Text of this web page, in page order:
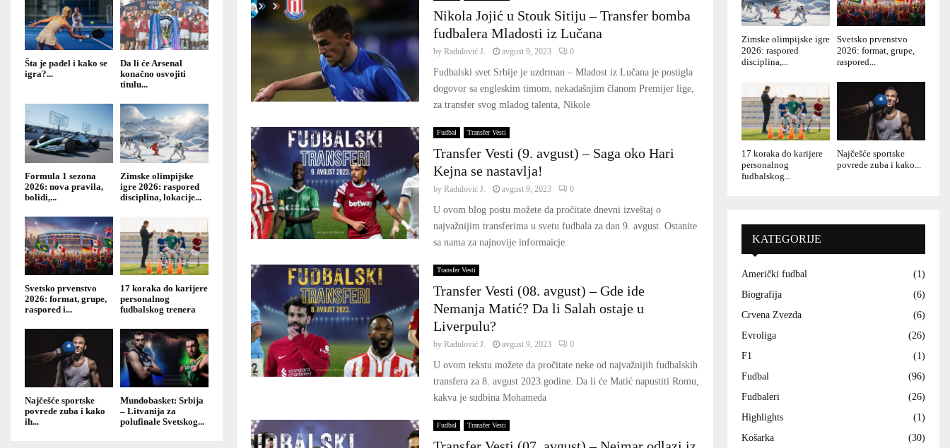
Nikola Jojić u Stouk Sitiju – Transfer bomba
fudbalera Mladosti iz Lučana
by Radulović J. avgust 9, 2023 0
Fudbalski svet Srbije je uzdrman – Mladost iz Lučana je postigla
dogovor sa engleskim timom, nekadašnjim članom Premijer lige,
za transfer svog mladog talenta, Nikole
Fudbal Transfer Vesti
Transfer Vesti (9. avgust) – Saga oko Hari
Kejna se nastavlja!
by Radulović J. avgust 9, 2023 0
U ovom blog postu možete da pročitate dnevni izveštaj o
najvažnijim transferima u svetu fudbala za dan 9. avgust. Ostanite
sa nama za najnovije informaicje
Transfer Vesti
Transfer Vesti (08. avgust) – Gde ide
Nemanja Matić? Da li Salah ostaje u
Liverpulu?
by Radulović J. avgust 9, 2023 0
U ovom tekstu možete da pročitate neke od najvažnijih fudbalskih
transfera za 8. avgust 2023.godine. Da li će Matić napustiti Romu,
kakva je sudbina Mohameda
Fudbal Transfer Vesti
Šta je padel i kako se
igra?...
Da li će Arsenal
konačno osvojiti
titulu...
Formula 1 sezona
2026: nova pravila,
bolidi,...
Zimske olimpijske
igre 2026: raspored
disciplina, lokacije...
Svetsko prvenstvo
2026: format, grupe,
raspored i...
17 koraka do karijere
personalnog
fudbalskog trenera
Najčešće sportske
povrede zuba i kako
ih...
Mundobasket: Srbija
– Litvanija za
polufinale Svetskog...
Zimske olimpijske igre
2026: raspored
disciplina,...
Svetsko prvenstvo
2026: format, grupe,
raspored...
17 koraka do karijere
personalnog
fudbalskog...
Najčešće sportske
povrede zuba i kako...
KATEGORIJE
Američki fudbal
(1)
Biografija
(6)
Crvena Zvezda
(6)
Evroliga
(26)
F1
(1)
Fudbal
(96)
Fudbaleri
(26)
Highlights
(1)
Košarka
(30)